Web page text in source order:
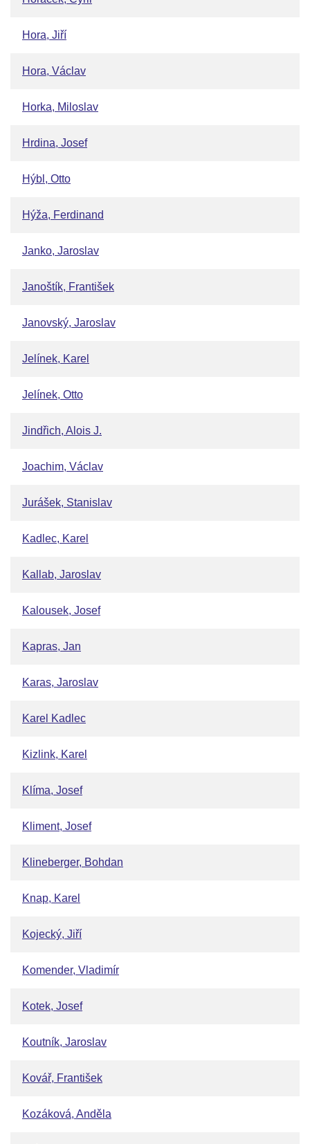
Hora, Jiří
Hora, Václav
Horka, Miloslav
Hrdina, Josef
Hýbl, Otto
Hýža, Ferdinand
Janko, Jaroslav
Janoštík, František
Janovský, Jaroslav
Jelínek, Karel
Jelínek, Otto
Jindřich, Alois J.
Joachim, Václav
Jurášek, Stanislav
Kadlec, Karel
Kallab, Jaroslav
Kalousek, Josef
Kapras, Jan
Karas, Jaroslav
Karel Kadlec
Kizlink, Karel
Klíma, Josef
Kliment, Josef
Klineberger, Bohdan
Knap, Karel
Kojecký, Jiří
Komender, Vladimír
Kotek, Josef
Koutník, Jaroslav
Kovář, František
Kozáková, Anděla